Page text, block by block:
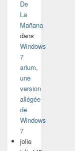
De
La
Mañana
dans
Windows
7
arium,
une
version
allégée
de
Windows
7
jolie